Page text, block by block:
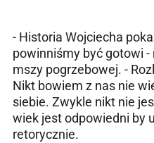
- Historia Wojciecha
powinniśmy być gotowi -
mszy pogrzebowej. -
Nikt bowiem z nas nie
siebie. Zwykle nikt nie
wiek jest odpowiedni by
retorycznie.